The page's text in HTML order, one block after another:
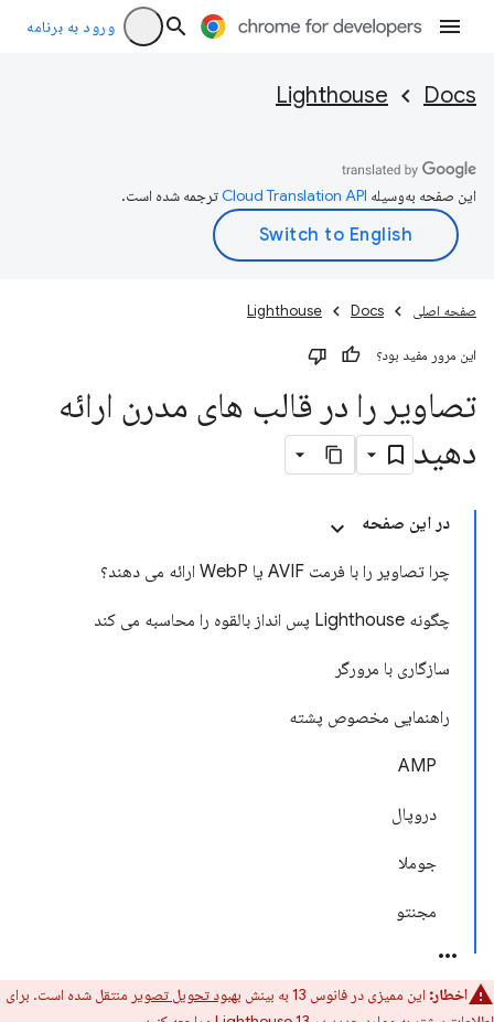
ورود به برنامه
Docs
Lighthouse
این صفحه به‌وسیله ترجمه شده است.
صفحه اصلی Docs
Lighthouse
این مرور مفید بود؟
تصاویر را در قالب های مدرن ارائه
دهید
در این صفحه
چرا تصاویر را با فرمت AVIF یا WebP ارائه می دهند؟
چگونه Lighthouse پس انداز بالقوه را محاسبه می کند
سازگاری با مرورگر
راهنمایی مخصوص پشته
AMP
دروپال
جوملا
مجنتو
اخطار: این ممیزی در فانوس 13 به بینش بهبود تحویل تصویر منتقل شده است. برای